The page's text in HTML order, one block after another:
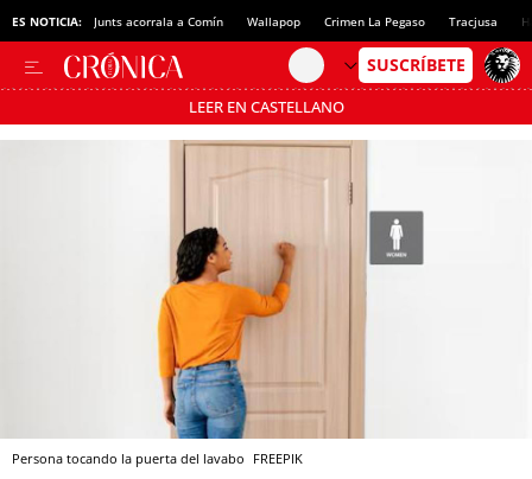
ES NOTICIA: Junts acorrala a Comín Wallapop Crimen La Pegaso Tracjusa
LEER EN CASTELLANO
Pásate al MODO AHORRO
Persona tocando la puerta del lavabo FREEPIK